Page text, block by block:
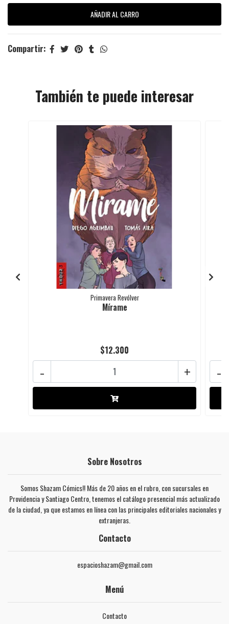
Compartir:
También te puede interesar
Primavera Revólver
Mírame
$12.300
+
- -
Sobre Nosotros
Somos Shazam Cómics!! Más de 20 años en el rubro, con sucursales en
Providencia y Santiago Centro, tenemos el catálogo presencial más actualizado
de la ciudad, ya que estamos en línea con las principales editoriales nacionales y
extranjeras.
Contacto
espacioshazam@gmail.com
Menú
Contacto